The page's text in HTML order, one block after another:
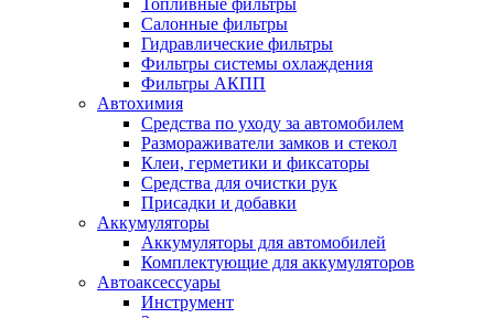
Топливные фильтры
Салонные фильтры
Гидравлические фильтры
Фильтры системы охлаждения
Фильтры АКПП
Автохимия
Средства по уходу за автомобилем
Размораживатели замков и стекол
Клеи, герметики и фиксаторы
Средства для очистки рук
Присадки и добавки
Аккумуляторы
Аккумуляторы для автомобилей
Комплектующие для аккумуляторов
Автоаксессуары
Инструмент